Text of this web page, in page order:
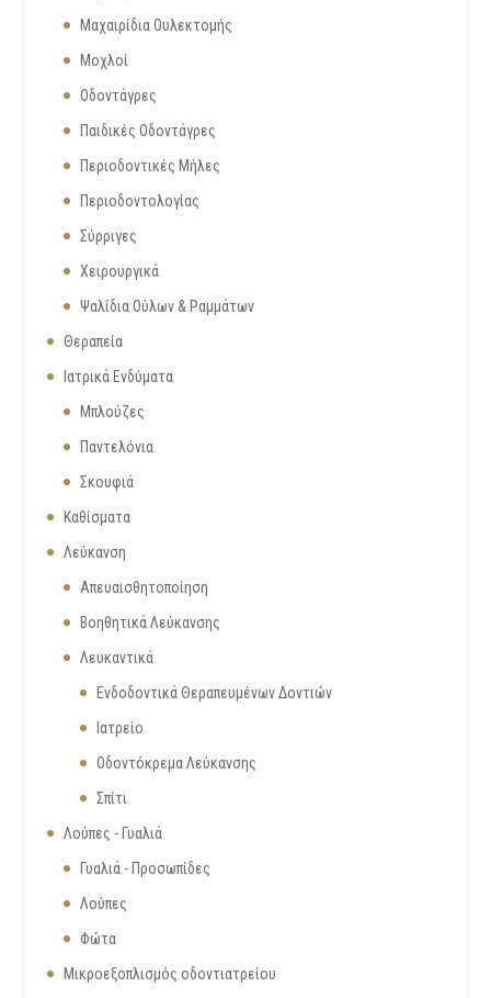
Μαχαιρίδια Ουλεκτομής
Μοχλοί
Οδοντάγρες
Παιδικές Οδοντάγρες
Περιοδοντικές Μήλες
Περιοδοντολογίας
Σύρριγες
Χειρουργικά
Ψαλίδια Ούλων & Ραμμάτων
Θεραπεία
Ιατρικά Ενδύματα
Μπλούζες
Παντελόνια
Σκουφιά
Καθίσματα
Λεύκανση
Απευαισθητοποίηση
Βοηθητικά Λεύκανσης
Λευκαντικά
Ενδοδοντικά Θεραπευμένων Δοντιών
Ιατρείο
Οδοντόκρεμα Λεύκανσης
Σπίτι
Λούπες - Γυαλιά
Γυαλιά - Προσωπίδες
Λούπες
Φώτα
Μικροεξοπλισμός οδοντιατρείου